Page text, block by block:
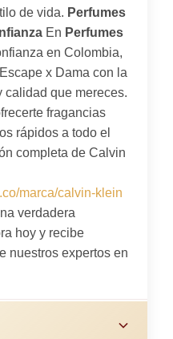
de vida. Perfumes
En Perfumes
en Colombia,
x Dama con la
calidad que mereces.
fragancias
rápidos a todo el
completa de Calvin
marca/calvin-klein
verdadera
hoy y recibe
nuestros expertos en